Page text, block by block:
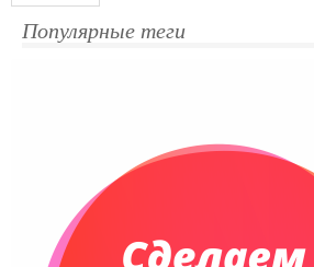
Датированные ежедневники
Планинги недатированные
Телефонные книжки
Сумки и Рюкзаки
Популярные теги